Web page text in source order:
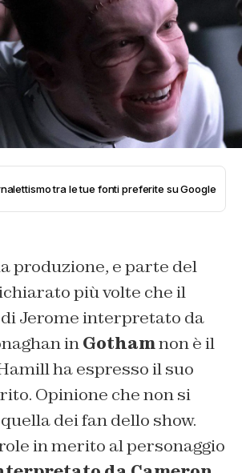
tra le tue fonti preferite su Google
produzione, e parte del
più volte che il
Jerome interpretato da
inGothamnon è il
ha espresso il suo
Opinione che non si
dei fan dello show.
in merito al personaggio